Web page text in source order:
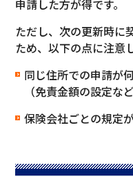
申請した方が得です。
ただし、次の更新時に
ため、以下の点に注意
同じ住所での申請が
（免責金額の設定な
保険会社ごとの規定